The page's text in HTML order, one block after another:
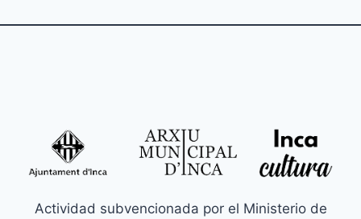
Actividad subvencionada por el Ministerio de